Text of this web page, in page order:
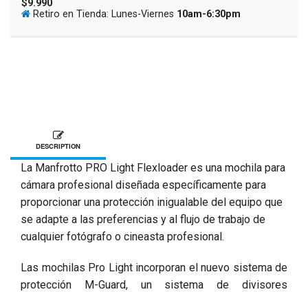
$9.990
Retiro en Tienda: Lunes-Viernes 10am-6:30pm
DESCRIPTION
La Manfrotto PRO Light Flexloader es una mochila para
cámara profesional diseñada específicamente para
proporcionar una protección inigualable del equipo que
se adapte a las preferencias y al flujo de trabajo de
cualquier fotógrafo o cineasta profesional.
Las mochilas Pro Light incorporan el nuevo sistema de
protección M-Guard, un sistema de divisores